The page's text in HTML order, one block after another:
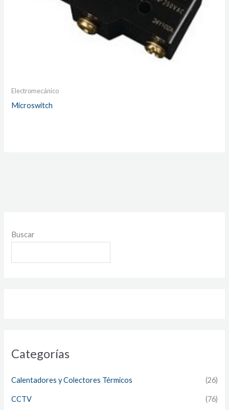
Buscar
Categorías
Calentadores y Colectores Térmicos (26)
CCTV (76)
Electromecánico
Microswitch